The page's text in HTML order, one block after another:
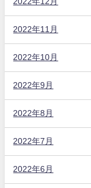
2022年11月
2022年10月
2022年9月
2022年8月
2022年7月
2022年6月